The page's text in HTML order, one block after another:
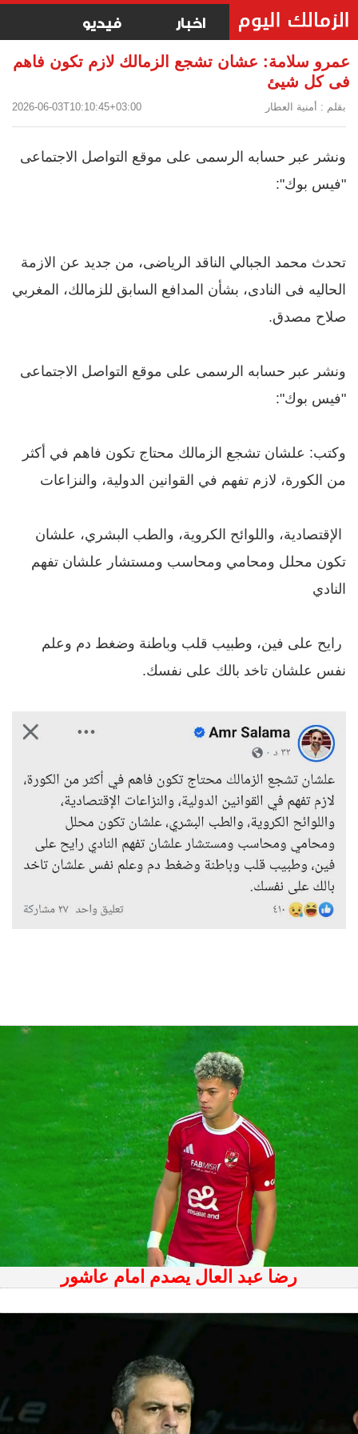
اخبار فيديو
عمرو سلامة: عشان تشجع الزمالك لازم تكون فاهم
فى كل شيئ
بقلم : أمنية العطار 2026-06-03T10:10:45+03:00
ونشر عبر حسابه الرسمى على موقع التواصل الاجتماعى
"فيس بوك":
تحدث محمد الجبالي الناقد الرياضى، من جديد عن الازمة
الحاليه فى النادى، بشأن المدافع السابق للزمالك، المغربي
صلاح مصدق.
ونشر عبر حسابه الرسمى على موقع التواصل الاجتماعى
"فيس بوك":
وكتب: علشان تشجع الزمالك محتاج تكون فاهم في أكثر
من الكورة، لازم تفهم في القوانين الدولية، والنزاعات
الإقتصادية، واللوائح الكروية، والطب البشري، علشان
تكون محلل ومحامي ومحاسب ومستشار علشان تفهم
النادي
رايح على فين، وطبيب قلب وباطنة وضغط دم وعلم
نفس علشان تاخد بالك على نفسك.
رضا عبد العال يصدم امام عاشور